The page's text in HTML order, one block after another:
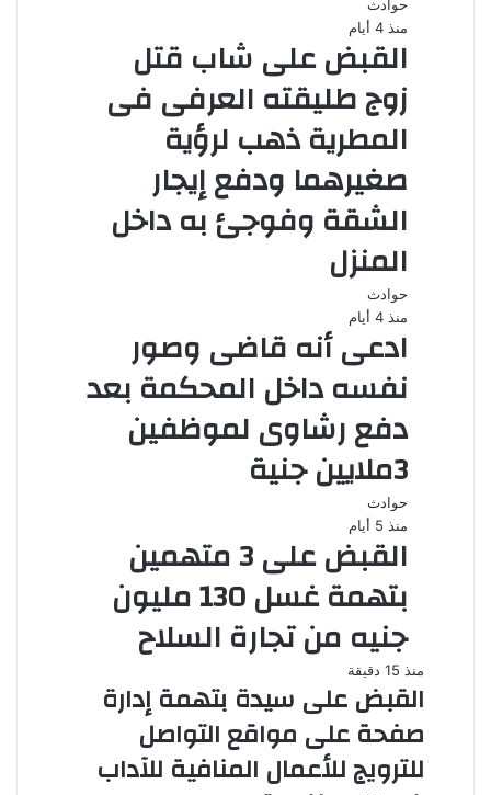
حوادث
منذ 4 أيام
القبض على شاب قتل
زوج طليقته العرفى فى
المطرية ذهب لرؤية
صغيرهما ودفع إيجار
الشقة وفوجئ به داخل
المنزل
حوادث
منذ 4 أيام
ادعى أنه قاضى وصور
نفسه داخل المحكمة بعد
دفع رشاوى لموظفين
3ملايين جنية
حوادث
منذ 5 أيام
القبض على 3 متهمين
بتهمة غسل 130 مليون
جنيه من تجارة السلاح
منذ 15 دقيقة
القبض على سيدة بتهمة إدارة
صفحة على مواقع التواصل
للترويج للأعمال المنافية للآداب